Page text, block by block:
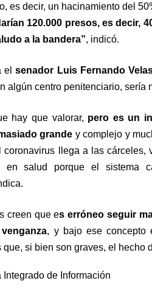
es decir, un hacinamiento del
120.000 presos, es decir,
a la bandera”, indicó.
elsenador Luis Fernando
algún centro penitenciario, sería
hay que valorar, pero es un
grande y complejo y
coronavirus llega a las
salud porque el sistema
creen que es erróneo seguir
, y bajo ese concepto
si bien son graves, el hecho
Integrado de Información